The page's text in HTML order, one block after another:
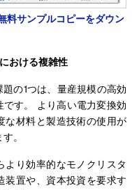
料サンプルコピーをダウン
おける複雑性
の1つは、量産規模の高効
す。 より高い電力変換効
な材料と製造技術の使用が
。
より効率的なモノクリスタ
装置や、資本投資を要求す